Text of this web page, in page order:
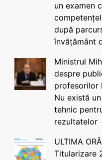
un examen
după
învățământ
Ministrul
despre
profesorilor
Nu există
tehnic
rezultatelor
ULTIMA
Titularizare